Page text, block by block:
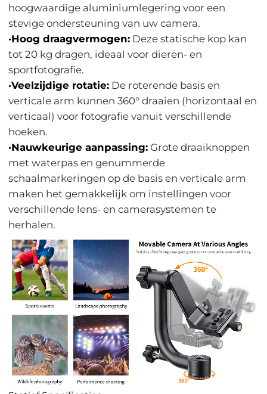
hoogwaardige aluminiumlegering voor een
stevige ondersteuning van uw camera.
·Hoog draagvermogen: Deze statische kop kan
tot 20 kg dragen, ideaal voor dieren- en
sportfotografie.
·Veelzijdige rotatie: De roterende basis en
verticale arm kunnen 360° draaien (horizontaal en
verticaal) voor fotografie vanuit verschillende
hoeken.
·Nauwkeurige aanpassing: Grote draaiknoppen
met waterpas en genummerde
schaalmarkeringen op de basis en verticale arm
maken het gemakkelijk om instellingen voor
verschillende lens- en camerasystemen te
herhalen.